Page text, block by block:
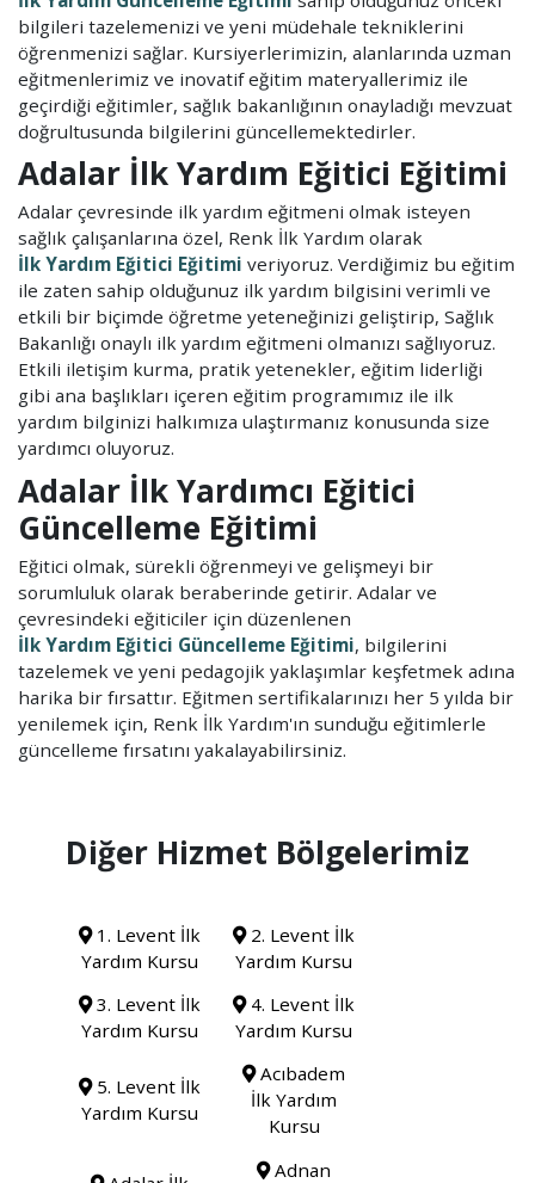
bilgileri tazelemenizi ve yeni müdehale tekniklerini
öğrenmenizi sağlar. Kursiyerlerimizin, alanlarında uzman
eğitmenlerimiz ve inovatif eğitim materyallerimiz ile
geçirdiği eğitimler, sağlık bakanlığının onayladığı mevzuat
doğrultusunda bilgilerini güncellemektedirler.
Adalar İlk Yardım Eğitici Eğitimi
Adalar çevresinde ilk yardım eğitmeni olmak isteyen
sağlık çalışanlarına özel, Renk İlk Yardım olarak
İlk Yardım Eğitici Eğitimi veriyoruz. Verdiğimiz bu eğitim
ile zaten sahip olduğunuz ilk yardım bilgisini verimli ve
etkili bir biçimde öğretme yeteneğinizi geliştirip, Sağlık
Bakanlığı onaylı ilk yardım eğitmeni olmanızı sağlıyoruz.
Etkili iletişim kurma, pratik yetenekler, eğitim liderliği
gibi ana başlıkları içeren eğitim programımız ile ilk
yardım bilginizi halkımıza ulaştırmanız konusunda size
yardımcı oluyoruz.
Adalar İlk Yardımcı Eğitici
Güncelleme Eğitimi
Eğitici olmak, sürekli öğrenmeyi ve gelişmeyi bir
sorumluluk olarak beraberinde getirir. Adalar ve
çevresindeki eğiticiler için düzenlenen
İlk Yardım Eğitici Güncelleme Eğitimi, bilgilerini
tazelemek ve yeni pedagojik yaklaşımlar keşfetmek adına
harika bir fırsattır. Eğitmen sertifikalarınızı her 5 yılda bir
yenilemek için, Renk İlk Yardım'ın sunduğu eğitimlerle
güncelleme fırsatını yakalayabilirsiniz.
Diğer Hizmet Bölgelerimiz
1. Levent İlk
Yardım Kursu
2. Levent İlk
Yardım Kursu
3. Levent İlk
Yardım Kursu
4. Levent İlk
Yardım Kursu
5. Levent İlk
Yardım Kursu
Acıbadem
İlk Yardım
Kursu
Adnan